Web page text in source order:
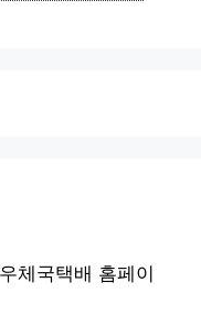
체국택배 홈페이